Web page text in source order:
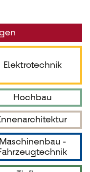
Elektrotechnik
Hochbau
Maschinenbau -